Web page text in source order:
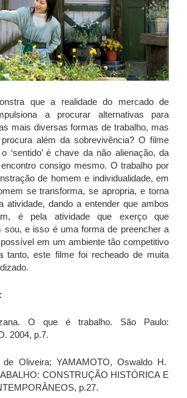
que a realidade do mercado de
a procurar alternativas para
mais diversas formas de trabalho, mas
além da sobrevivência? O filme
‘sentido’ é chave da não alienação, da
consigo mesmo. O trabalho por
de homem e individualidade, em
se transforma, se apropria, e torna
atividade, dando a entender que ambos
é pela atividade que exerço que
sou, e isso é uma forma de preencher a
em um ambiente tão competitivo
tanto, este filme foi recheado de muita
O que é trabalho. São Paulo:
2004, p.7.
Oliveira; YAMAMOTO, Oswaldo H.
CONSTRUÇÃO HISTÓRICA E
p.27.